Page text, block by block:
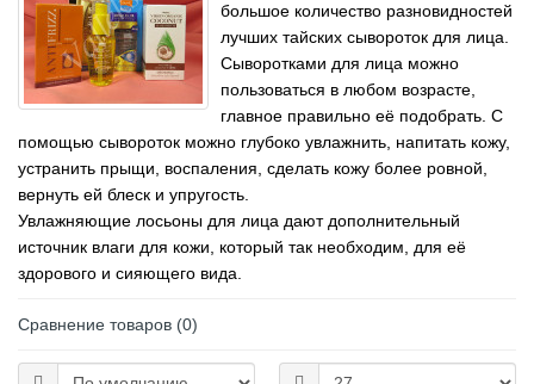
большое количество разновидностей
лучших тайских сывороток для лица.
Сыворотками для лица можно
пользоваться в любом возрасте,
главное правильно её подобрать. С
помощью сывороток можно глубоко увлажнить, напитать кожу,
устранить прыщи, воспаления, сделать кожу более ровной,
вернуть ей блеск и упругость.
Увлажняющие лосьоны для лица дают дополнительный
источник влаги для кожи, который так необходим, для её
здорового и сияющего вида.
Сравнение товаров (0)